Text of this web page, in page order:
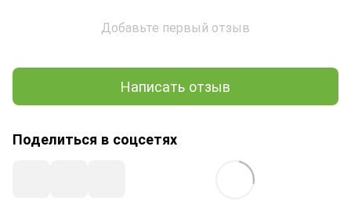
Добавьте первый отзыв
Написать отзыв
Поделиться в соцсетях